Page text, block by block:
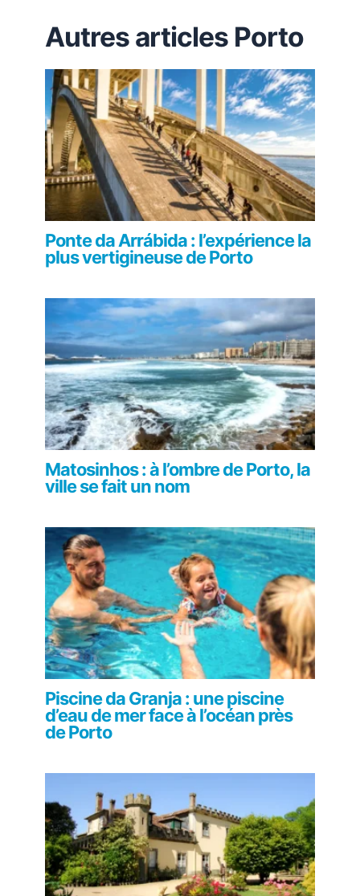
Autres articles Porto
Ponte da Arrábida : l’expérience la
plus vertigineuse de Porto
Matosinhos : à l’ombre de Porto, la
ville se fait un nom
Piscine da Granja : une piscine
d’eau de mer face à l’océan près
de Porto